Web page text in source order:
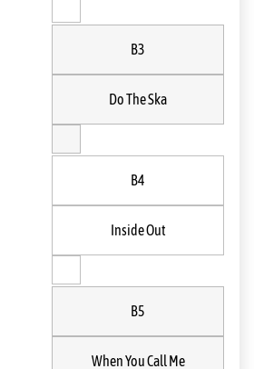
B3
Do The Ska
B4
Inside Out
B5
When You Call Me